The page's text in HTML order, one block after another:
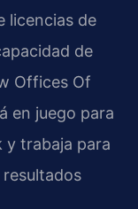
licencias de
de
Offices Of
en juego para
y trabaja para